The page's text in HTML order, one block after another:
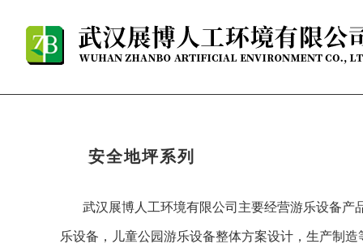
安全地坪系列
武汉展博人工环境有限公司主要经营游乐设备
乐设备，儿童公园游乐设备整体方案设计，生产制